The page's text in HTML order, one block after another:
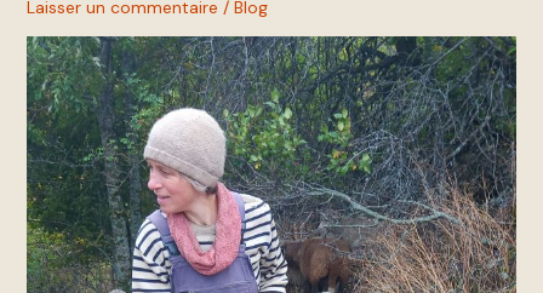
Laisser un commentaire / Blog
de
qualité !